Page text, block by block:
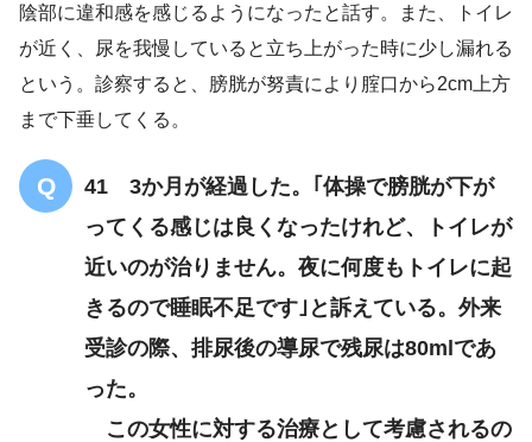
陰部に違和感を感じるようになったと話す。また、トイレ
が近く、尿を我慢していると立ち上がった時に少し漏れる
という。診察すると、膀胱が努責により腟口から2cm上方
まで下垂してくる。
41 3か月が経過した。｢体操で膀胱が下が
ってくる感じは良くなったけれど、トイレが
近いのが治りません。夜に何度もトイレに起
きるので睡眠不足です｣と訴えている。外来
受診の際、排尿後の導尿で残尿は80mlであ
った。
この女性に対する治療として考慮されるの